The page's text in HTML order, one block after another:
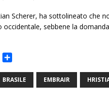
Scherer, ha sottolineato che
sebbene la
M
n
d
BRASILE EMBRAIR